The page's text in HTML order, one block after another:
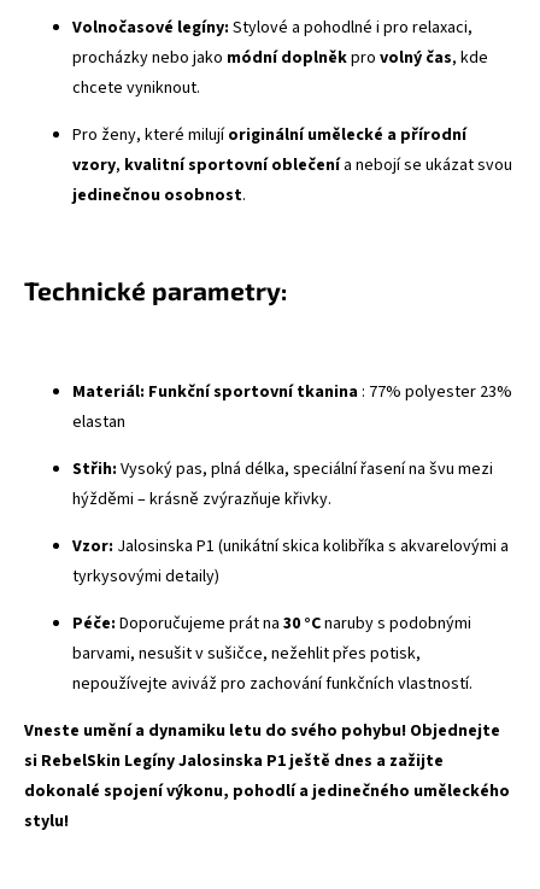
Volnočasové legíny: Stylové a pohodlné i pro relaxaci,
procházky nebo jako módní doplněkpro volný čas, kde
chcete vyniknout.
Pro ženy, které milujíoriginální umělecké a přírodní
vzory, kvalitní sportovní oblečenía nebojí se ukázat svou
jedinečnou osobnost.
Technické parametry:
Materiál: Funkční sportovní tkanina : 77% polyester 23%
elastan
Střih: Vysoký pas, plná délka, speciální řasení na švu mezi
hýžděmi – krásně zvýrazňuje křivky.
Vzor: Jalosinska P1 (unikátní skica kolibříka s akvarelovými a
tyrkysovými detaily)
Péče: Doporučujeme prát na 30 °Cnaruby s podobnými
barvami, nesušit v sušičce, nežehlit přes potisk,
nepoužívejte aviváž pro zachování funkčních vlastností.
Vneste umění a dynamiku letu do svého pohybu! Objednejte
si RebelSkin Legíny Jalosinska P1 ještě dnes a zažijte
dokonalé spojení výkonu, pohodlí a jedinečného uměleckého
stylu!